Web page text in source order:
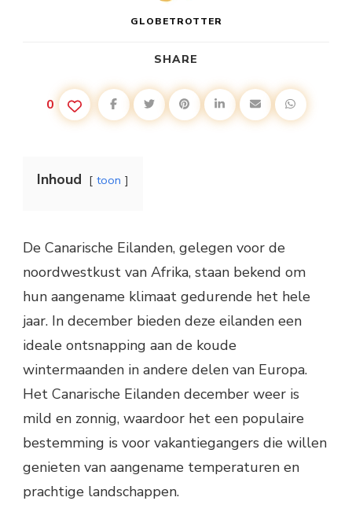
GLOBETROTTER
SHARE
0
Inhoud toon
De Canarische Eilanden, gelegen voor de
noordwestkust van Afrika, staan bekend om
hun aangename klimaat gedurende het hele
jaar. In december bieden deze eilanden een
ideale ontsnapping aan de koude
wintermaanden in andere delen van Europa.
Het Canarische Eilanden december weer is
mild en zonnig, waardoor het een populaire
bestemming is voor vakantiegangers die willen
genieten van aangename temperaturen en
prachtige landschappen.